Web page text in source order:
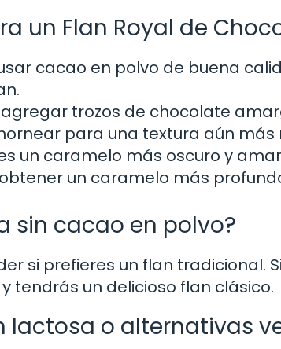
un Flan Royal de
cacao en polvo de buena
agregar trozos de chocolate
para una textura aún más
un caramelo más oscuro y
un caramelo más
sin cacao en polvo?
si prefieres un flan tradicional.
tendrás un delicioso flan clásico.
lactosa o alternativas